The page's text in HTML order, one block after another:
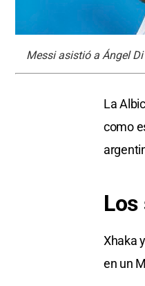
Messi asistió a Ángel
La
como
Xhaka
en un